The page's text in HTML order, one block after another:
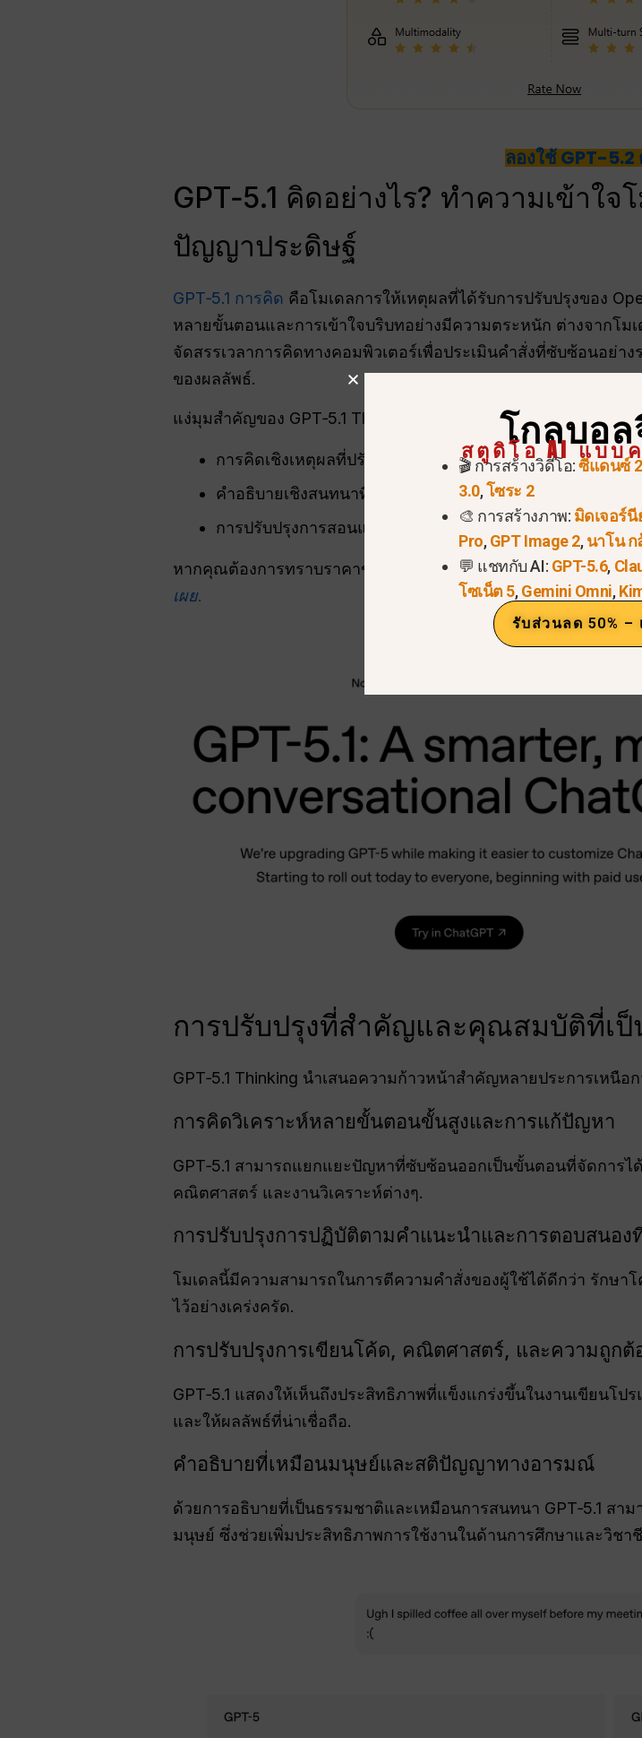
ลองใช้ GPT-5.2
GPT‑5.1 คิดอย่างไร? ทำความเข้าใ
ปัญญาประดิษฐ์
GPT‑5.1 การคิด คือโมเดลการให้เหตุผลที่ได้รับการปรับปรุงของ
หลายขั้นตอนและการเข้าใจบริบทอย่างมีความตระหนัก ต่างจากโ
จัดสรรเวลาการคิดทางคอมพิวเตอร์เพื่อประเมินคำสั่งที่ซับซ้อนอย่
ของผลลัพธ์.
แง่มุมสำคัญของ GPT‑5.1 Thinking ได้แก่:
การคิดเชิงเหตุผลที่ปรับตัวได้กับข้อมูลบริบทที่ยาว
คำอธิบายเชิงสนทนาที่คล้ายมนุษย์
การปรับปรุงการสอนและการปฏิบัติตามคำแนะนำอย่างรวดเร็
หากคุณต้องการทราบราคาของ GPT‑5.1 กรุณาตรวจสอบบทความ
เผย.
การปรับปรุงที่สำคัญและคุณสมบัติที่เป็
GPT‑5.1 Thinking นำเสนอความก้าวหน้าสำคัญหลายประการเหนือก
การคิดวิเคราะห์หลายขั้นตอนขั้นสูงและการแก้ปัญหา
GPT‑5.1 สามารถแยกแยะปัญหาที่ซับซ้อนออกเป็นขั้นตอนที่จัดการ
คณิตศาสตร์ และงานวิเคราะห์ต่างๆ.
การปรับปรุงการปฏิบัติตามคำแนะนำและการตอบสนอง
โมเดลนี้มีความสามารถในการตีความคำสั่งของผู้ใช้ได้ดีกว่า รักษ
ไว้อย่างเคร่งครัด.
การปรับปรุงการเขียนโค้ด, คณิตศาสตร์, และความถูกต้
GPT‑5.1 แสดงให้เห็นถึงประสิทธิภาพที่แข็งแกร่งขึ้นในงานเขียน
และให้ผลลัพธ์ที่น่าเชื่อถือ.
คำอธิบายที่เหมือนมนุษย์และสติปัญญาทางอารมณ์
ด้วยการอธิบายที่เป็นธรรมชาติและเหมือนการสนทนา GPT‑5.1 สา
มนุษย์ ซึ่งช่วยเพิ่มประสิทธิภาพการใช้งานในด้านการศึกษาและวิชา
โกลบอ
สตูดิโอ AI แบบ
🎬 การสร้างวิดีโอ:ซีแดนซ์
3.0,โซระ 2
🎨 การสร้างภาพ: มิดเจอร์นี
Pro,GPT Image 2,นาโน ก
💬 แชทกับ AI: GPT-5.6,
โซเน็ต 5,Gemini Omni,
รับส่วนลด 50% –